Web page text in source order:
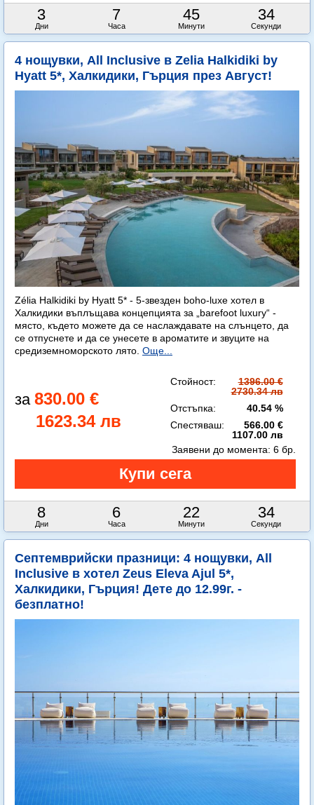
3
Дни
7
Часа
45
Минути
33
Секунди
4 нощувки, All Inclusive в Zelia Halkidiki by
Hyatt 5*, Халкидики, Гърция през Август!
Zélia Halkidiki by Hyatt 5* - 5-звезден boho-luxe хотел в
Халкидики въплъщава концепцията за „barefoot luxury“ -
място, където можете да се наслаждавате на слънцето, да
се отпуснете и да се унесете в ароматите и звуците на
средиземноморското лято. Още...
830.00 €
1623.34 лв
Стойност:
1396.00 €
2730.34 лв
Отстъпка:
40.54 %
Спестяваш:
566.00 €
1107.00 лв
8
Дни
6
Часа
22
Минути
33
Секунди
Заявени до момента: 6 бр.
Септемврийски празници: 4 нощувки, All
Inclusive в хотел Zeus Eleva Ajul 5*,
Халкидики, Гърция! Дете до 12.99г. -
безплатно!